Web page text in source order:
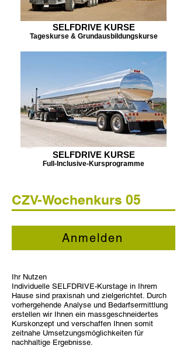
SELFDRIVE KURSE
Tageskurse & Grundausbildungskurse
SELFDRIVE KURSE
Full-Inclusive-Kursprogramme
CZV-Wochenkurs 05
Anmelden
Ihr Nutzen
Individuelle SELFDRIVE-Kurstage in Ihrem
Hause sind praxisnah und zielgerichtet. Durch
vorhergehende Analyse und Bedarfsermittlung
erstellen wir Ihnen ein massgeschneidertes
Kurskonzept und verschaffen Ihnen somit
zeitnahe Umsetzungsmöglichkeiten für
nachhaltige Ergebnisse.